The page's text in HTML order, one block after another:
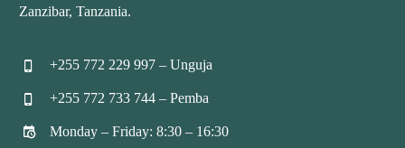
Zanzibar, Tanzania.

 +255 772 229 997 – Unguja

 +255 772 733 744 – Pemba

 Monday – Friday: 8:30 – 16:30